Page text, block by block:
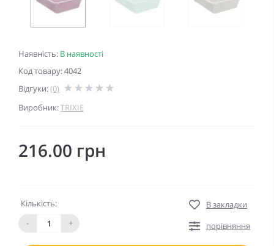
Наявність: В наявності
Код товару: 4042
Відгуки:(0)
Виробник:TRIXIE
216.00 грн
Кількість:
-
+
В закладки
порівняння